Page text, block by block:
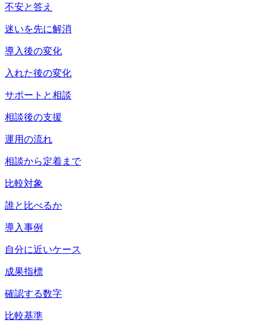
不安と答え
迷いを先に解消
導入後の変化
入れた後の変化
サポートと相談
相談後の支援
運用の流れ
相談から定着まで
比較対象
誰と比べるか
導入事例
自分に近いケース
成果指標
確認する数字
比較基準